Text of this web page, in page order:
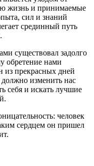
жизнь и принимаемые
сил и знаний
срединный путь
существовал задолго
обретение нами
из прекрасных дней
изменить нас
себя и искать лучшие
человек
сердцем он пришел